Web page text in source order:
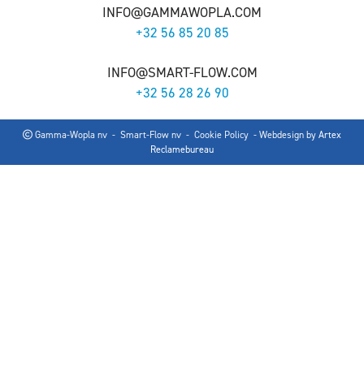
INFO@GAMMAWOPLA.COM
+32 56 85 20 85
INFO@SMART-FLOW.COM
+32 56 28 26 90
Gamma-Wopla nv - Smart-Flow nv - Cookie Policy - Webdesign byArtex
Reclamebureau